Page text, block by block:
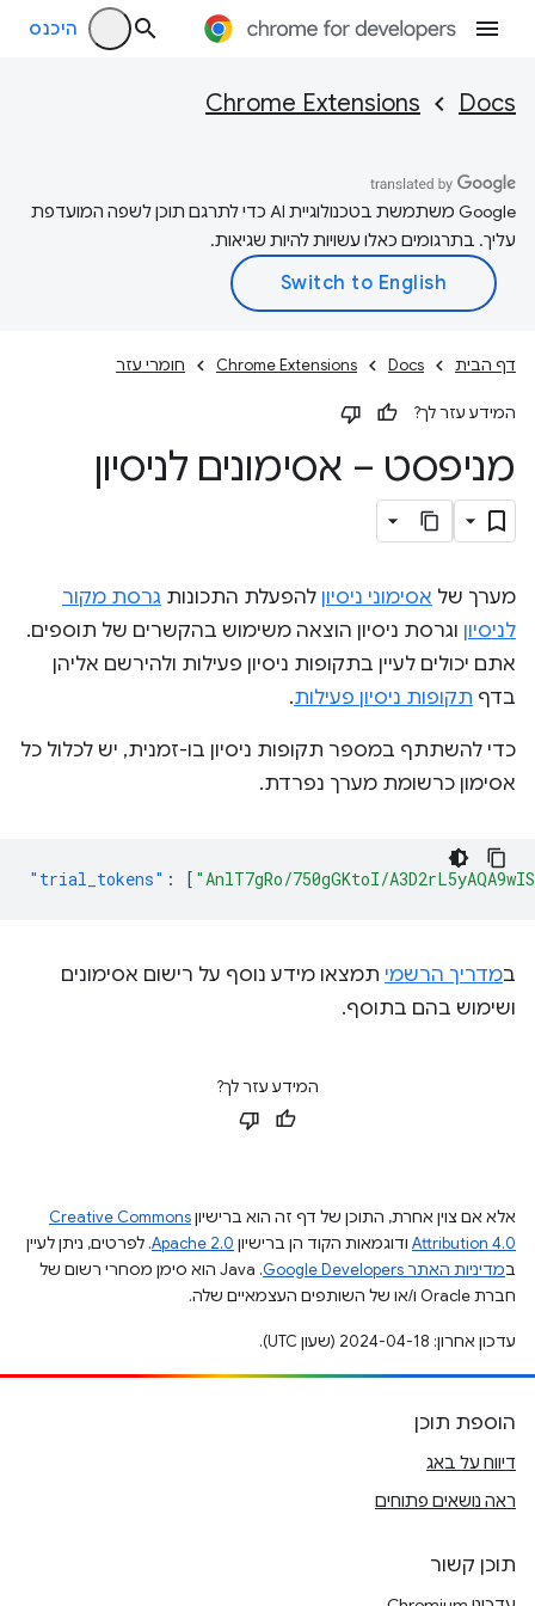
היכנס
Docs
Chrome Extensions
‫Google משתמשת בטכנולוגיית AI כדי לתרגם תוכן לשפה המועדפת
עליך. בתרגומים כאלו עשויות להיות שגיאות.
דף הבית Docs
Chrome Extensions חומרי עזר
המידע עזר לך?
מניפסט – אסימונים לניסיון
מערך של אסימוני ניסיון להפעלת התכונות גרסת מקור
לניסיון וגרסת ניסיון הוצאה משימוש בהקשרים של תוספים.
אתם יכולים לעיין בתקופות ניסיון פעילות ולהירשם אליהן
בדף תקופות ניסיון פעילות.
כדי להשתתף במספר תקופות ניסיון בו-זמנית, יש לכלול כל
אסימון כרשומת מערך נפרדת.
"trial_tokens" : [ "AnlT7gRo/750gGKtoI/
במדריך הרשמי תמצאו מידע נוסף על רישום אסימונים
ושימוש בהם בתוסף.
המידע עזר לך?
אלא אם צוין אחרת, התוכן של דף זה הוא ברישיוןCreative Commons
Attribution 4.0 ודוגמאות הקוד הן ברישיון Apache 2.0. לפרטים, ניתן לעיין
במדיניות האתר Google Developers‏
.‏ Java הוא סימן מסחרי רשום של
חברת Oracle ו/או של השותפים העצמאיים שלה.
עדכון אחרון: 2024-04-18 (שעון UTC).
הוספת תוכן
דיווח על באג
ראה נושאים פתוחים
תוכן קשור